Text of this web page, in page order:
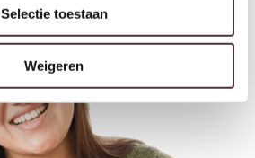
Selectie toestaan
Weigeren